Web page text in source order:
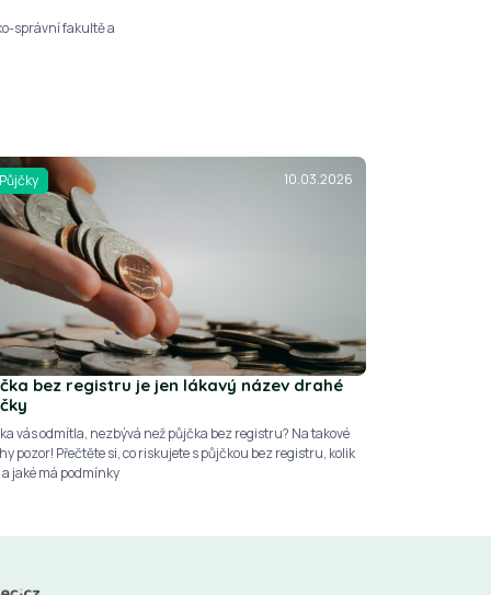
správní fakultě a
Půjčky 10.03.2026
bez registru je jen lákavý název drahé
vás odmítla, nezbývá než půjčka bez registru? Na takové
pozor! Přečtěte si, co riskujete s půjčkou bez registru, kolik
a jaké má podmínky